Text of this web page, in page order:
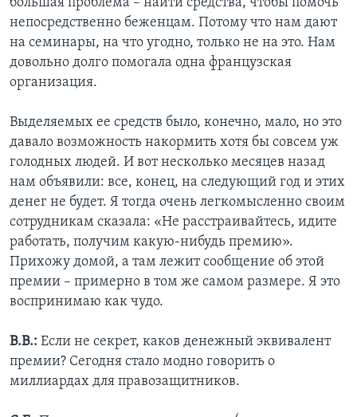
большая проблема – найти средства, чтобы помочь
непосредственно беженцам. Потому что нам дают
на семинары, на что угодно, только не на это. Нам
довольно долго помогала одна французская
организация.
Выделяемых ее средств было, конечно, мало, но это
давало возможность накормить хотя бы совсем уж
голодных людей. И вот несколько месяцев назад
нам объявили: все, конец, на следующий год и этих
денег не будет. Я тогда очень легкомысленно своим
сотрудникам сказала: «Не расстраивайтесь, идите
работать, получим какую-нибудь премию».
Прихожу домой, а там лежит сообщение об этой
премии – примерно в том же самом размере. Я это
воспринимаю как чудо.
В.В.: Если не секрет, каков денежный эквивалент
премии? Сегодня стало модно говорить о
миллиардах для правозащитников.